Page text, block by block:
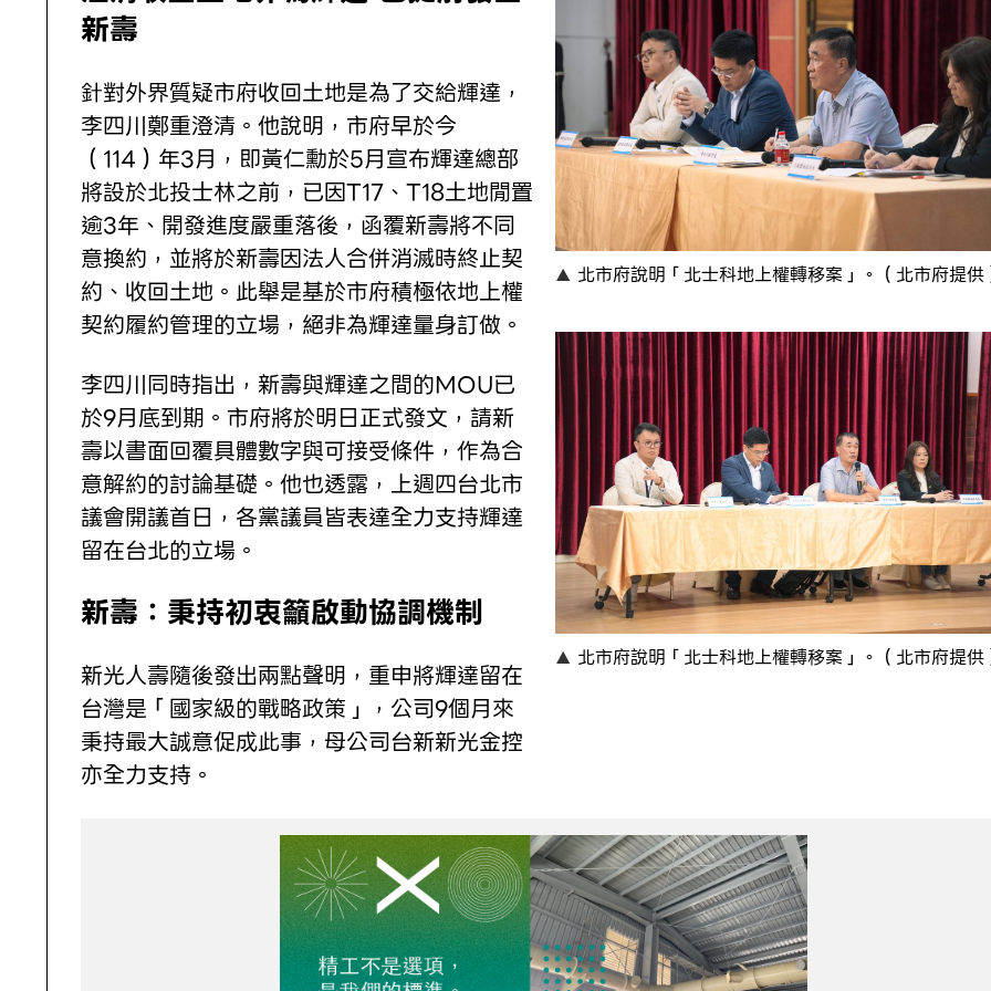
新壽
針對外界質疑市府收回土地是為了交給輝達，
李四川鄭重澄清。他說明，市府早於今
（114）年3月，即黃仁勳於5月宣布輝達總部
將設於北投士林之前，已因T17、T18土地閒置
逾3年、開發進度嚴重落後，函覆新壽將不同
意換約，並將於新壽因法人合併消滅時終止契
約、收回土地。此舉是基於市府積極依地上權
契約履約管理的立場，絕非為輝達量身訂做。
李四川同時指出，新壽與輝達之間的MOU已
於9月底到期。市府將於明日正式發文，請新
壽以書面回覆具體數字與可接受條件，作為合
意解約的討論基礎。他也透露，上週四台北市
議會開議首日，各黨議員皆表達全力支持輝達
留在台北的立場。
新壽：秉持初衷籲啟動協調機制
新光人壽隨後發出兩點聲明，重申將輝達留在
台灣是「國家級的戰略政策」，公司9個月來
秉持最大誠意促成此事，母公司台新新光金控
亦全力支持。
北市府說明「北士科地上權轉移案」。（北市府提供
北市府說明「北士科地上權轉移案」。（北市府提供